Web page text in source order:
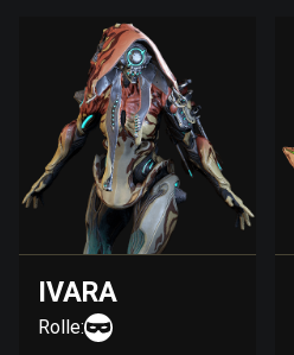
IVARA
Rolle: